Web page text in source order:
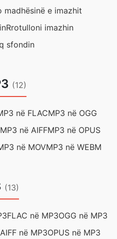
madhësinë e imazhit
Rrotulloni imazhin
sfondin
(12)
në FLACMP3 në OGG
MP3 në AIFFMP3 në OPUS
në MOVMP3 në WEBM
(13)
FLAC në MP3OGG në MP3
AIFF në MP3OPUS në MP3